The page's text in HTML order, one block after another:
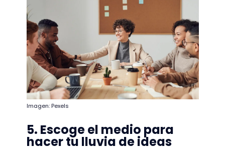
Imagen: Pexels
5. Escoge el medio para
hacer tu lluvia de ideas